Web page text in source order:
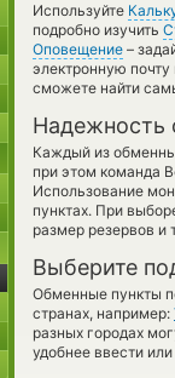
Используйте
подробно изучить
Оповещение –
электронную
сможете найти
Надежность
Каждый из
при этом команда
Использование
пунктах. При
размер резервов и
Выберите
Обменные пункты
странах, например:
разных городах
удобнее ввести